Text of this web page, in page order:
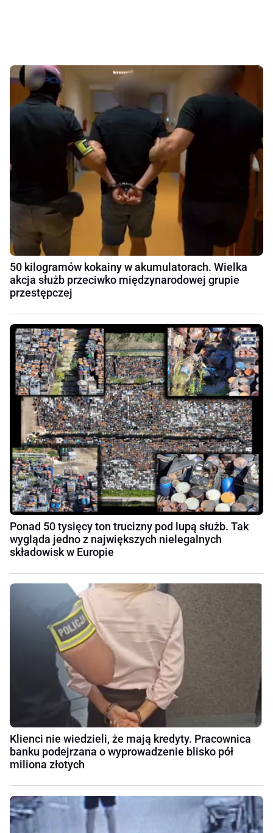
50 kilogramów kokainy w akumulatorach. Wielka
akcja służb przeciwko międzynarodowej grupie
przestępczej
Ponad 50 tysięcy ton trucizny pod lupą służb. Tak
wygląda jedno z największych nielegalnych
składowisk w Europie
Klienci nie wiedzieli, że mają kredyty. Pracownica
banku podejrzana o wyprowadzenie blisko pół
miliona złotych